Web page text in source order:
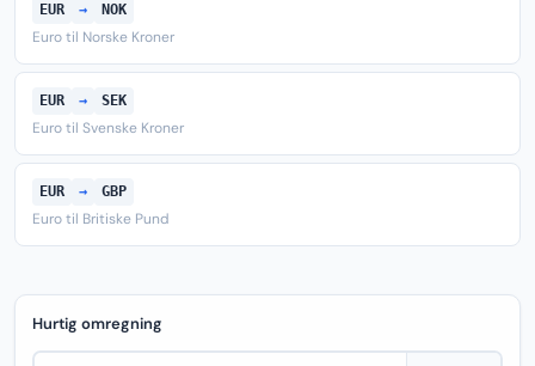
EUR → NOK
Euro til Norske Kroner
EUR → SEK
Euro til Svenske Kroner
EUR → GBP
Euro til Britiske Pund
Hurtig omregning